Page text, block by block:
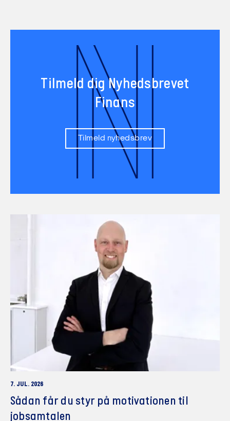
N
Tilmeld dig Nyhedsbrevet
Finans
Tilmeld nyhedsbrev
7. JUL. 2026
Sådan får du styr på motivationen til
jobsamtalen